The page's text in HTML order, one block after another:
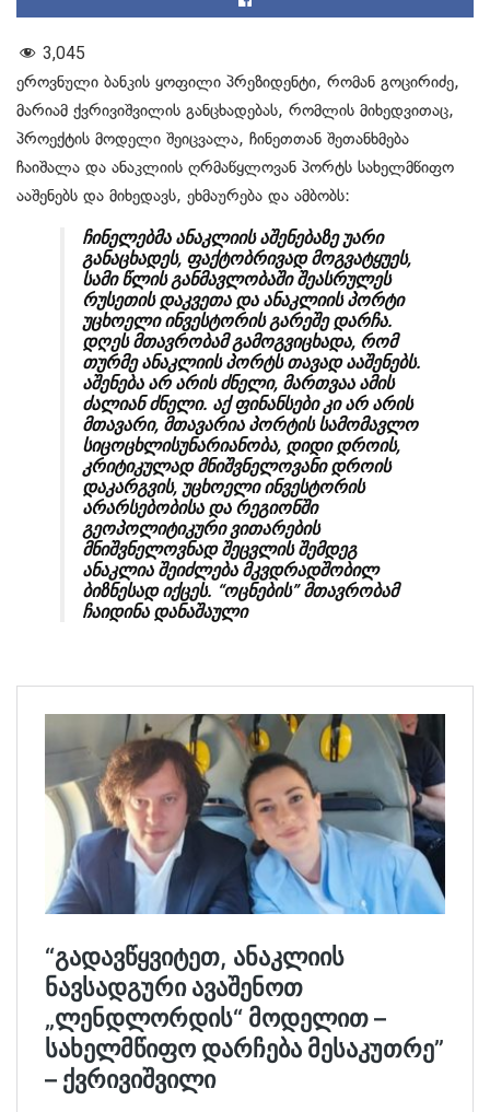
3,045
ეროვნული ბანკის ყოფილი პრეზიდენტი, რომან გოცირიძე,
მარიამ ქვრივიშვილის განცხადებას, რომლის მიხედვითაც,
პროექტის მოდელი შეიცვალა, ჩინეთთან შეთანხმება
ჩაიშალა და ანაკლიის ღრმაწყლოვან პორტს სახელმწიფო
ააშენებს და მიხედავს, ეხმაურება და ამბობს:
ჩინელებმა ანაკლიის აშენებაზე უარი
განაცხადეს, ფაქტობრივად მოგვატყუეს,
სამი წლის განმავლობაში შეასრულეს
რუსეთის დაკვეთა და ანაკლიის პორტი
უცხოელი ინვესტორის გარეშე დარჩა.
დღეს მთავრობამ გამოგვიცხადა, რომ
თურმე ანაკლიის პორტს თავად ააშენებს.
აშენება არ არის ძნელი, მართვაა ამის
ძალიან ძნელი. აქ ფინანსები კი არ არის
მთავარი, მთავარია პორტის სამომავლო
სიცოცხლისუნარიანობა, დიდი დროის,
კრიტიკულად მნიშვნელოვანი დროის
დაკარგვის, უცხოელი ინვესტორის
არარსებობისა და რეგიონში
გეოპოლიტიკური ვითარების
მნიშვნელოვნად შეცვლის შემდეგ
ანაკლია შეიძლება მკვდრადშობილ
ბიზნესად იქცეს. “ოცნების” მთავრობამ
ჩაიდინა დანაშაული